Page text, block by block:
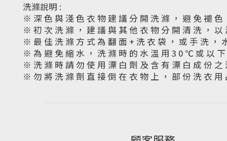
洗滌說明 :
※ 深 色 與 淺 色 衣 物 建 議 分 開 洗 滌 ， 避 免 褪 色
※ 初 次 洗 滌 ， 建 議 與 其 他 衣 物 分 開 清 洗 ， 以
※ 最 佳 洗 滌 方 式 為 翻 面 + 洗 衣 袋 ， 或 手 洗 ，
※ 為 避 免 縮 水 ， 洗 滌 時 的 水 溫 用 3 0 ℃ 或 以
※ 洗 滌 時 請 勿 使 用 漂 白 劑 及 含 有 漂 白 成 份
※ 勿 將 洗 滌 劑 直 接 倒 在 衣 物 上 ， 部 份 洗 衣